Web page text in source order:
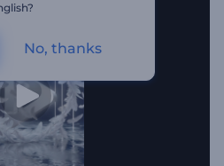
No, thanks